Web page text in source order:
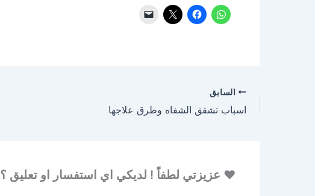
السابق
اسباب تشقق الشفاه وطرق علاجها
♥ عزيزتي لطفاً ! لديكي اي استفسار او تعليق ؟